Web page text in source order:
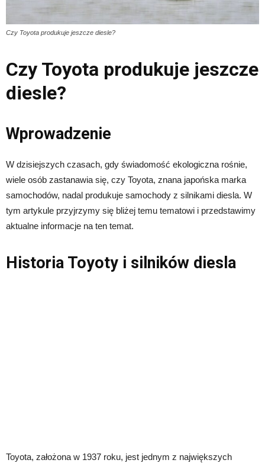
Czy Toyota produkuje jeszcze diesle?
Czy Toyota produkuje jeszcze
diesle?
Wprowadzenie
W dzisiejszych czasach, gdy świadomość ekologiczna rośnie,
wiele osób zastanawia się, czy Toyota, znana japońska marka
samochodów, nadal produkuje samochody z silnikami diesla. W
tym artykule przyjrzymy się bliżej temu tematowi i przedstawimy
aktualne informacje na ten temat.
Historia Toyoty i silników diesla
Toyota, założona w 1937 roku, jest jednym z największych